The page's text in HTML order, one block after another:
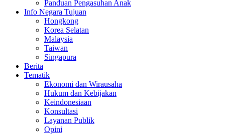
Panduan Pengasuhan Anak
Info Negara Tujuan
Hongkong
Korea Selatan
Malaysia
Taiwan
Singapura
Berita
Tematik
Ekonomi dan Wirausaha
Hukum dan Kebijakan
Keindonesiaan
Konsultasi
Layanan Publik
Opini